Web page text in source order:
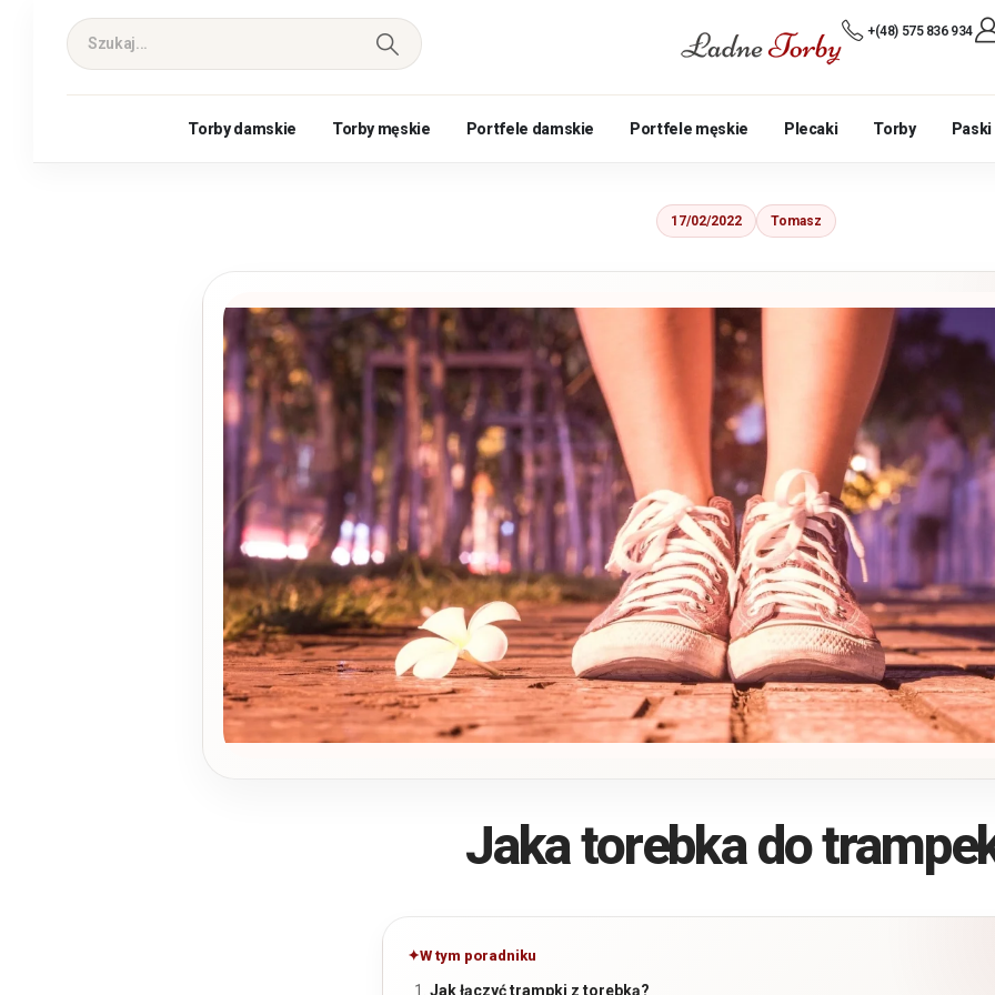
+(48) 575 836 934
Torby damskie Torby męskie Portfele damskie Portfele męskie Plecaki Torby Paski
17/02/2022 Tomasz
Jaka torebka do
W tym poradniku
Jak łączyć trampki z torebką?